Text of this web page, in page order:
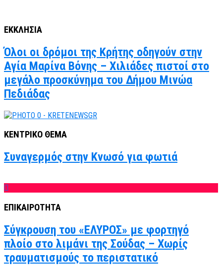
ΕΚΚΛΗΣΙΑ
Όλοι οι δρόμοι της Κρήτης οδηγούν στην
Αγία Μαρίνα Βόνης – Χιλιάδες πιστοί στο
μεγάλο προσκύνημα του Δήμου Μινώα
Πεδιάδας
ΚΕΝΤΡΙΚΟ ΘΕΜΑ
Συναγερμός στην Κνωσό για φωτιά
ΕΠΙΚΑΙΡΟΤΗΤΑ
Σύγκρουση του «ΕΛΥΡΟΣ» με φορτηγό
πλοίο στο λιμάνι της Σούδας – Χωρίς
τραυματισμούς το περιστατικό